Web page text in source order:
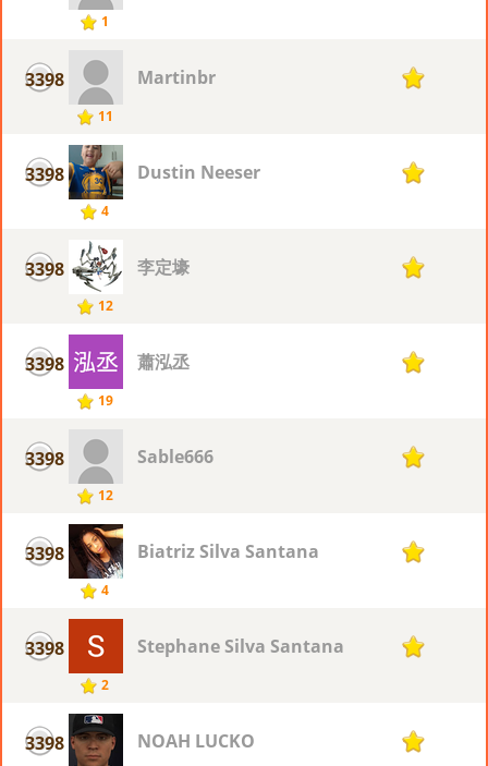
1
3398
11
Martinbr 1
3398
4
Dustin Neeser 1
3398
12
李定壕 1
3398
19
蕭泓丞 1
3398
12
Sable666 1
3398
4
Biatriz Silva Santana 1
3398
2
Stephane Silva Santana 1
3398 NOAH LUCKO 1